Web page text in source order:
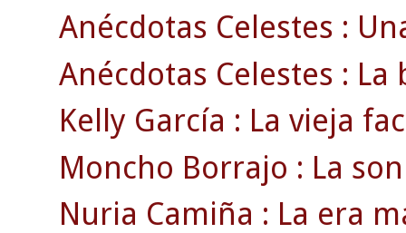
Anécdotas Celestes :
Anécdotas Celestes :
Kelly García : La vieja
Moncho Borrajo : La
Nuria Camiña : La era